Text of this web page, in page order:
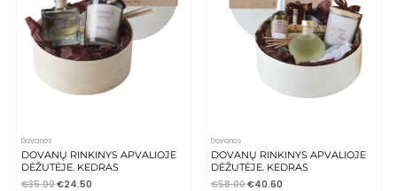
Dovanos
DOVANŲ RINKINYS APVALIOJE
DĖŽUTĖJE. KEDRAS
€35.00€24.50
Dovanos
DOVANŲ RINKINYS APVALIOJE
DĖŽUTĖJE. KEDRAS
€58.00€40.60